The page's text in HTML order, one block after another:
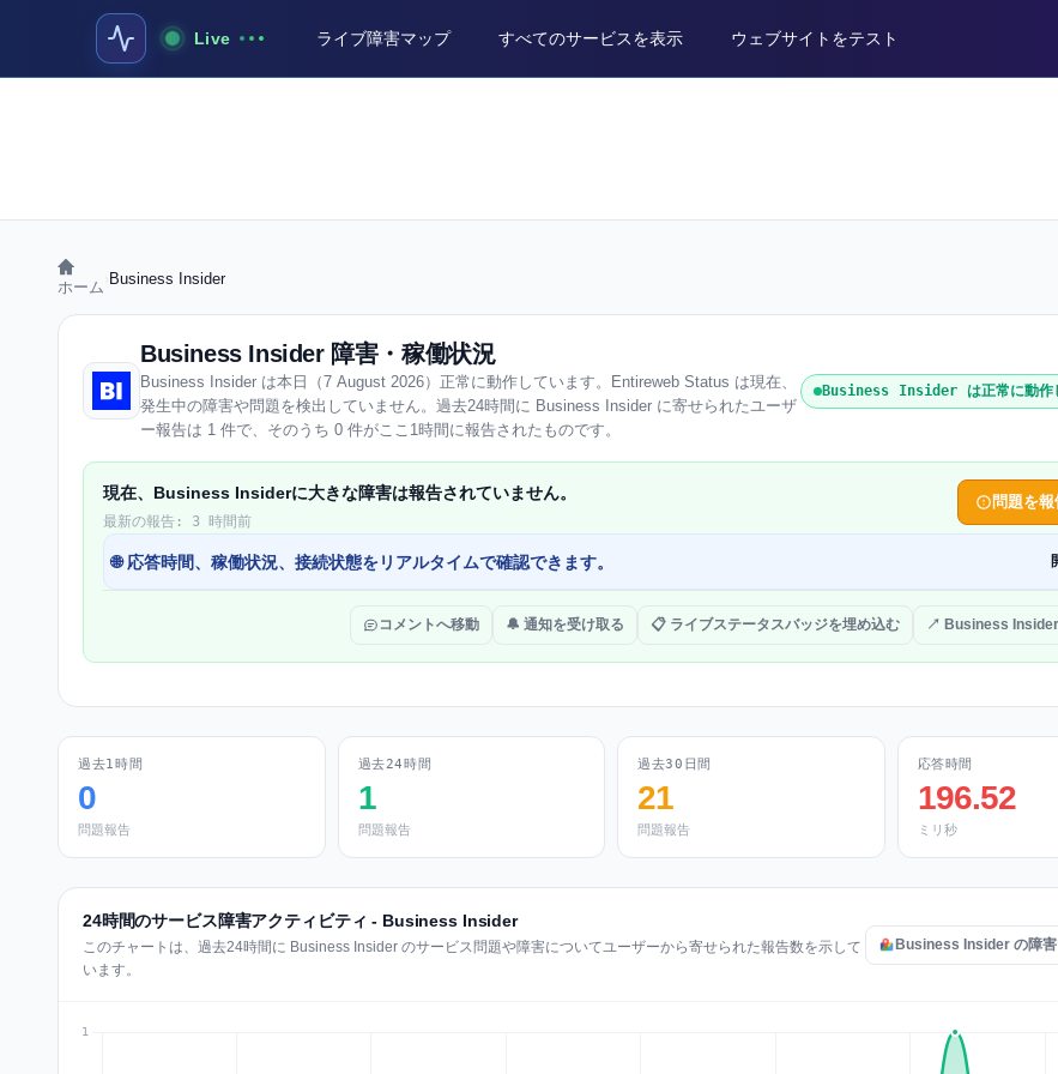
Live ライブ障害マップ すべてのサービスを表示 ウェブサイトをテスト
ホーム Business Insider
Business Insider 障害・稼働状況
Business Insider は本日（7 August 2026）正常に動作しています。Entireweb Status は現在、
発生中の障害や問題を検出していません。過去24時間に Business Insider に寄せられたユーザ
ー報告は 1 件で、そのうち 0 件がここ1時間に報告されたものです。
Business Insider は正常に動作
現在、Business Insiderに大きな障害は報告されていません。
最新の報告: 3 時間前
問題を
🌐 応答時間、稼働状況、接続状態をリアルタイムで確認できます。
コメントへ移動 🔔 通知を受け取る 📋 ライブステータスバッジを埋め込む ↗ Business Insider
過去1時間
0
問題報告
過去24時間
1
問題報告
過去30日間
21
問題報告
応答時間
196.52
ミリ秒
24時間のサービス障害アクティビティ - Business Insider
このチャートは、過去24時間に Business Insider のサービス問題や障害についてユーザーから寄せられた報告数を示して
います。
Business Insider の障害